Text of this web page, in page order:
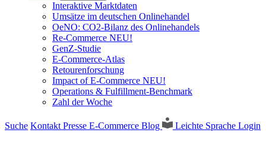
Interaktive Marktdaten
Umsätze im deutschen Onlinehandel
OeNO: CO2-Bilanz des Onlinehandels
Re-Commerce NEU!
GenZ-Studie
E-Commerce-Atlas
Retourenforschung
Impact of E-Commerce NEU!
Operations & Fulfillment-Benchmark
Zahl der Woche
Suche Kontakt Presse E-Commerce Blog Leichte Sprache Login